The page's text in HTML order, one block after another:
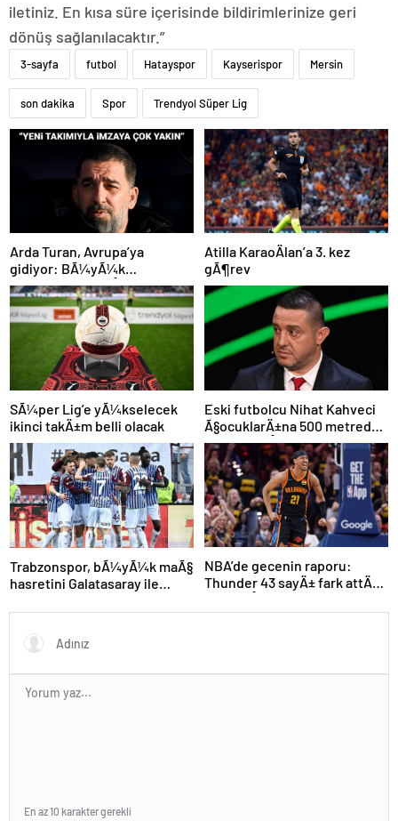
iletiniz. En kısa süre içerisinde bildirimlerinize geri
dönüş sağlanılacaktır.”
3-sayfa futbol Hatayspor Kayserispor Mersin
son dakika Spor Trendyol Süper Lig
Arda Turan, Avrupa’ya
gidiyor: BÃ¼yÃ¼k
Ã¶lÃ§Ã¼de anlaÅmaya
varÄ±ldÄ±
Atilla KaraoÄlan’a 3. kez
gÃ¶rev
SÃ¼per Lig’e yÃ¼kselecek
ikinci takÄ±m belli olacak
Eski futbolcu Nihat Kahveci
Ã§ocuklarÄ±na 500 metreden
fazla yaklaÅamayacak
Trabzonspor, bÃ¼yÃ¼k maÃ§
hasretini Galatasaray ile
NBA’de gecenin raporu:
Thunder 43 sayÄ± fark attÄ±,
En az 10 karakter gerekli